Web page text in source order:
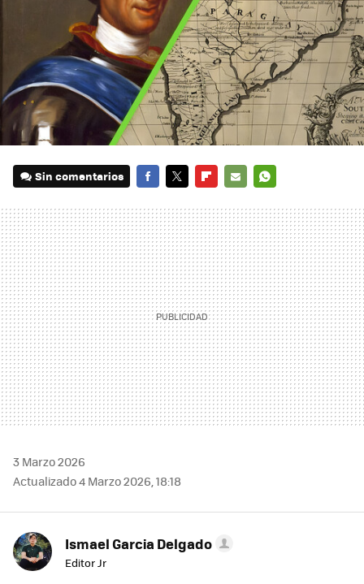
Sin comentarios
MAIL
3 Marzo 2026
Actualizado 4 Marzo 2026, 18:18
Ismael Garcia Delgado
Editor Jr